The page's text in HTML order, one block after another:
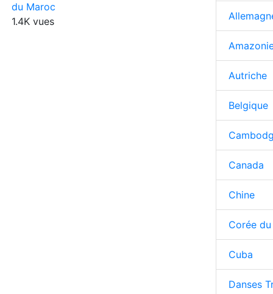
du Maroc
1.4K vues
Autriche
Belgique
Canada
Chine
Corée
Cuba
Danses